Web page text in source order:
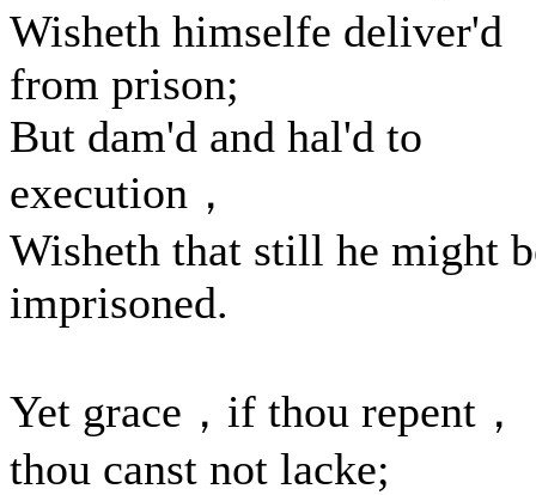
Wisheth himselfe deliver'd
from prison;
But dam'd and hal'd to
execution，
Wisheth that still he might
imprisoned.
Yet grace，if thou repent，
thou canst not lacke;